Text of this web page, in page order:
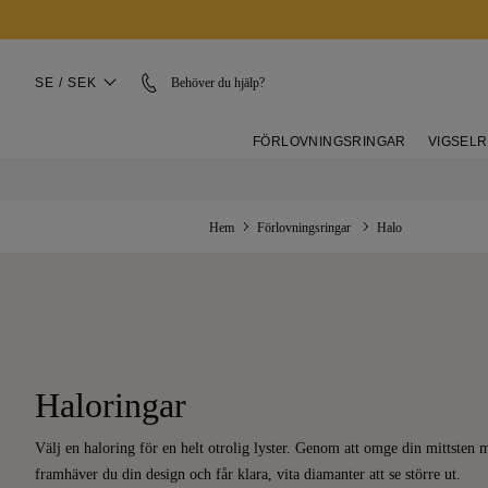
SE / SEK Behöver du hjälp?
FÖRLOVNINGSRINGAR
Hem Förlovningsringar Halo
Haloringar
Välj en haloring för en helt otrolig lyster. Genom att omge din mittsten
framhäver du din design och får klara, vita diamanter att se större ut.